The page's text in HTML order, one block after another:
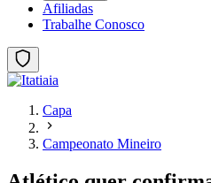
Afiliadas
Trabalhe Conosco
Capa
Campeonato Mineiro